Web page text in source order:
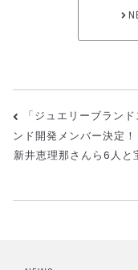
「ジュエリーブラン
ンド開発メンバー決定！
新井恵理那さんら6人